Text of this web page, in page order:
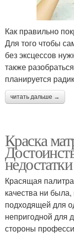
Как правильно
Для того чтобы
без эксцессов
также
планируется
читать дальше →
Краска
недостатки
Красящая
качества ни
подходящей для
непригодной для
стороны